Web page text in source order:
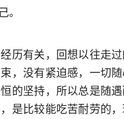
。
历有关，回想以往走
，没有紧迫感，一切
的坚持，所以总是随
是比较能吃苦耐劳的